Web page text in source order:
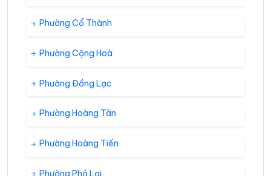
Phường Cổ Thành
Phường Cộng Hoà
Phường Đồng Lạc
Phường Hoàng Tân
Phường Hoàng Tiến
Phường Phả Lại